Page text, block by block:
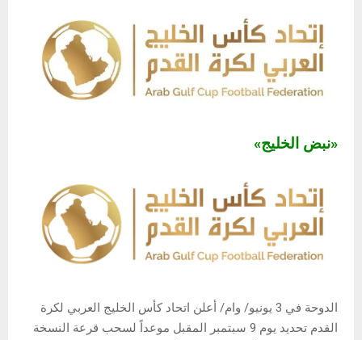
«نبض الخليج»
الدوحة في 3 يونيو/ وام/ أعلن اتحاد كأس الخليج العربي لكرة
القدم تحديد يوم 9 سبتمبر المقبل موعداً لسحب قرعة النسخة